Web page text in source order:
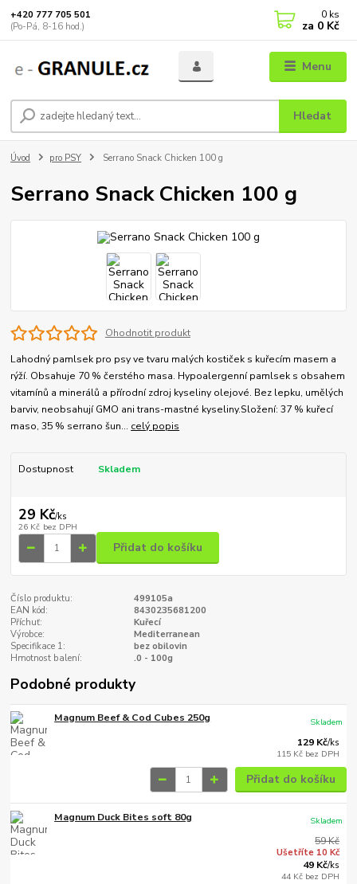
Menu
Hledat
+420 777 705 501
(Po-Pá, 8-16 hod.)
0 ks
za 0 Kč
Úvod pro PSY Serrano Snack Chicken 100 g
Serrano Snack Chicken 100 g
Ohodnotit produkt
Lahodný pamlsek pro psy ve tvaru malých kostiček s kuřecím masem a
rýží. Obsahuje 70 % čerstého masa. Hypoalergenní pamlsek s obsahem
vitamínů a minerálů a přírodní zdroj kyseliny olejové. Bez lepku, umělých
barviv, neobsahují GMO ani trans-mastné kyseliny.Složení: 37 % kuřecí
maso, 35 % serrano šun... celý popis
Dostupnost Skladem
29 Kč/ks
26 Kč bez DPH
Přidat do košíku
Číslo produktu:
499105a
EAN kód:
8430235681200
Příchuť:
Kuřecí
Výrobce:
Mediterranean
Specifikace 1:
bez obilovin
Hmotnost balení:
.0 - 100g
Podobné produkty
Magnum Beef & Cod Cubes 250g
129 Kč/ks
115 Kč bez DPH
Skladem
Přidat do košíku
Magnum Duck Bites soft 80g
59 Kč
Ušetříte 10 Kč
49 Kč/ks
44 Kč bez DPH
Skladem